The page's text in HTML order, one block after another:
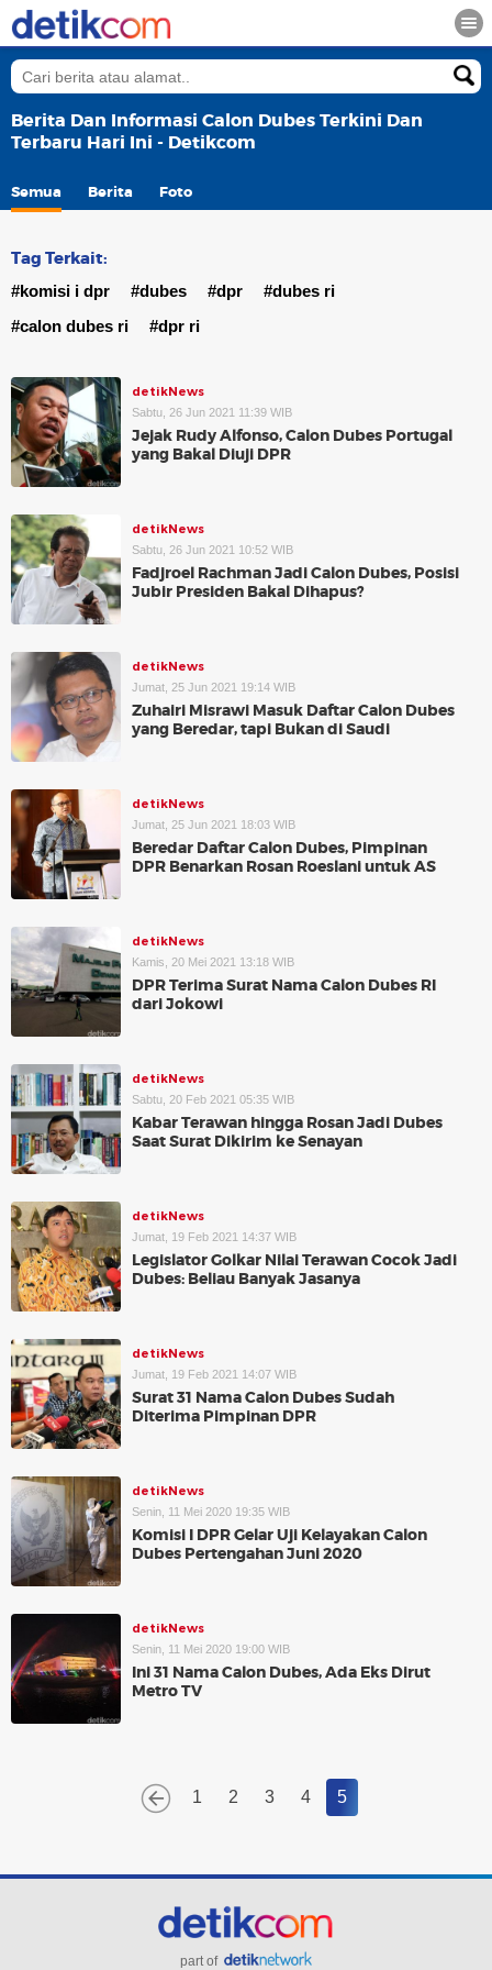
Berita Dan Informasi Calon Dubes Terkini Dan
Terbaru Hari Ini - Detikcom
Semua Berita Foto
Tag Terkait:
#komisi i dpr #dubes #dpr
#dubes ri
#calon dubes ri
#dpr ri
detikNews
Sabtu, 26 Jun 2021 11:39 WIB
Jejak Rudy Alfonso, Calon Dubes Portugal
yang Bakal Diuji DPR
detikNews
Sabtu, 26 Jun 2021 10:52 WIB
Fadjroel Rachman Jadi Calon Dubes, Posisi
Jubir Presiden Bakal Dihapus?
detikNews
Jumat, 25 Jun 2021 19:14 WIB
Zuhairi Misrawi Masuk Daftar Calon Dubes
yang Beredar, tapi Bukan di Saudi
detikNews
Jumat, 25 Jun 2021 18:03 WIB
Beredar Daftar Calon Dubes, Pimpinan
DPR Benarkan Rosan Roeslani untuk AS
detikNews
Kamis, 20 Mei 2021 13:18 WIB
DPR Terima Surat Nama Calon Dubes RI
dari Jokowi
detikNews
Sabtu, 20 Feb 2021 05:35 WIB
Kabar Terawan hingga Rosan Jadi Dubes
Saat Surat Dikirim ke Senayan
detikNews
Jumat, 19 Feb 2021 14:37 WIB
Legislator Golkar Nilai Terawan Cocok Jadi
Dubes: Beliau Banyak Jasanya
detikNews
Jumat, 19 Feb 2021 14:07 WIB
Surat 31 Nama Calon Dubes Sudah
Diterima Pimpinan DPR
detikNews
Senin, 11 Mei 2020 19:35 WIB
Komisi I DPR Gelar Uji Kelayakan Calon
Dubes Pertengahan Juni 2020
detikNews
Senin, 11 Mei 2020 19:00 WIB
Ini 31 Nama Calon Dubes, Ada Eks Dirut
Metro TV
1 2 3 4 5
part of